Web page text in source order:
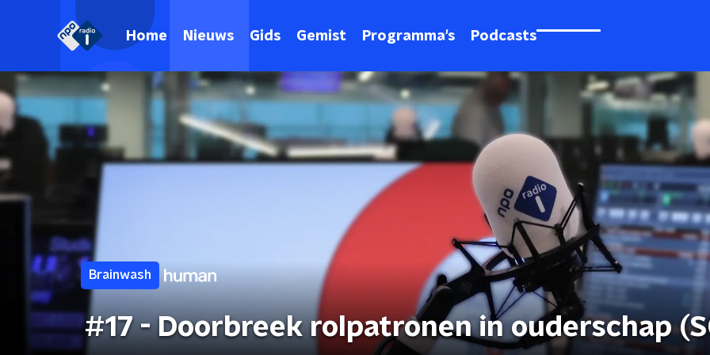
Home Nieuws Gids Gemist Programma's Podcasts
Brainwash
#17 - Doorbreek rolpatronen in ouderschap